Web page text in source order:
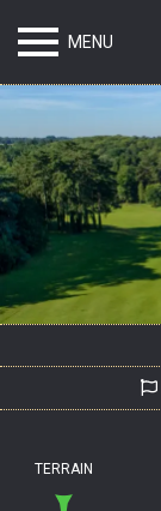
MENU
TERRAIN